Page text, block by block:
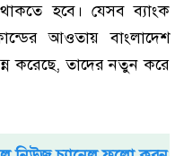
হবে। যেসব ব্যাংক
আওতায় বাংলাদেশ
করেছে, তাদের নতুন করে